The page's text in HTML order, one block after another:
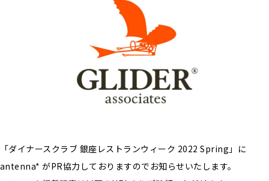
「ダイナースクラブ 銀座レストランウィーク 2022 Spring」に
antenna* がPR協力しておりますのでお知らせいたします。